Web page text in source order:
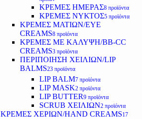
ΚΡΕΜΕΣ ΗΜΕΡΑΣ8 προϊόντα
ΚΡΕΜΕΣ ΝΥΚΤΟΣ5 προϊόντα
ΚΡΕΜΕΣ ΜΑΤΙΩΝ/EYE
CREAMS8 προϊόντα
ΚΡΕΜΕΣ ΜΕ ΚΑΛΥΨΗ/BB-CC
CREAMS3 προϊόντα
ΠΕΡΙΠΟΙΗΣΗ ΧΕΙΛΙΩΝ/LIP
BALMS23 προϊόντα
LIP BALM7 προϊόντα
LIP MASK2 προϊόντα
LIP BUTTER9 προϊόντα
SCRUB ΧΕΙΛΙΩΝ2 προϊόντα
ΚΡΕΜΕΣ ΧΕΡΙΩΝ/HAND CREAMS17